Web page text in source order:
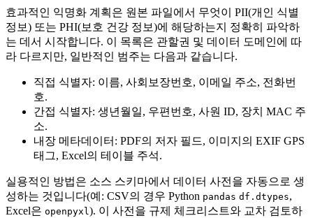
효과적인 익명화 계획은 원본 파일에서 무엇이 PII(개인 식별
정보) 또는 PHI(보호 건강 정보)에 해당하는지 정확히 파악하
는 데서 시작합니다. 이 목록은 관할권 및 데이터 도메인에 따
라 다르지만, 일반적인 범주는 다음과 같습니다.
직접 식별자: 이름, 사회보장번호, 이메일 주소, 전화번
호.
간접 식별자: 생년월일, 우편번호, 사원 ID, 장치 MAC 주
소.
내장 메타데이터: PDF의 저자 필드, 이미지의 EXIF GPS
태그, Excel의 테이블 주석.
실용적인 방법은 소스 스키마에서 데이터 사전을 자동으로 생
성하는 것입니다(예: CSV의 경우 Python pandas df.dtypes,
Excel은 openpyxl ). 이 사전을 규제 체크리스트와 교차 검토하